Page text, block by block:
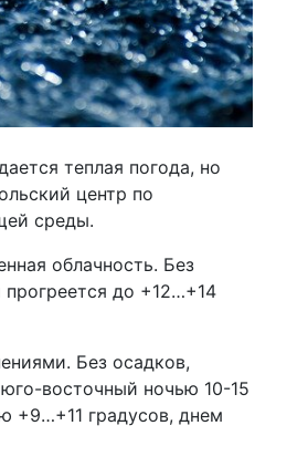
теплая погода, но
центр по
среды.
облачность. Без
до +12…+14
Без осадков,
восточный ночью 10-15
+9…+11 градусов, днем